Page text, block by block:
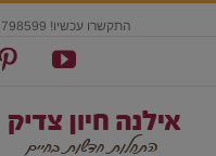
התקשרו עכשיו! 054-5798599